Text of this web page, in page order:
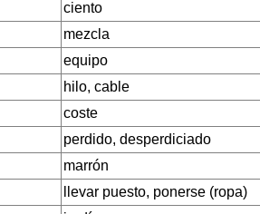
ciento
mezcla
equipo
hilo, cable
coste
perdido, desperdiciado
marrón
llevar puesto, ponerse (ropa)